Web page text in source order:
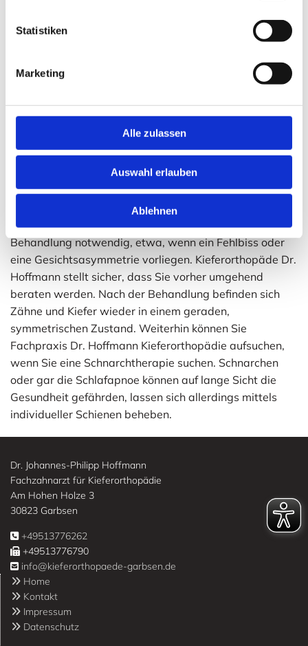
Statistiken
Marketing
Alle zulassen
Auswahl erlauben
Ablehnen
Schnarchtherapien und andere
Kieferorthopädie gehört unter anderem die
Kiefergelenktherapie. Die Therapien können so
unterschiedlich sein wie die verschiedenen Symptome,
angefangen von Kopfschmerzen zu knackenden
Kiefergelenken oder einer eingeschränkten
Mundöffnung. Wir beraten Sie gerne hinsichtlich einer
möglichen Cranio-Mandibulären-Dysfunktion (CMD).
Eventuell ist eine Kieferorthopädisch-Kieferchirurgische
Behandlung notwendig, etwa, wenn ein Fehlbiss oder
eine Gesichtsasymmetrie vorliegen. Kieferorthopäde Dr.
Hoffmann stellt sicher, dass Sie vorher umgehend
beraten werden. Nach der Behandlung befinden sich
Zähne und Kiefer wieder in einem geraden,
symmetrischen Zustand. Weiterhin können Sie
Fachpraxis Dr. Hoffmann Kieferorthopädie aufsuchen,
wenn Sie eine Schnarchtherapie suchen. Schnarchen
oder gar die Schlafapnoe können auf lange Sicht die
Gesundheit gefährden, lassen sich allerdings mittels
individueller Schienen beheben.
Dr. Johannes-Philipp Hoffmann
Fachzahnarzt für Kieferorthopädie
Am Hohen Holze 3
30823 Garbsen
 +49513776262
 +49513776790
 info@kieferorthopaede-garbsen.de
 Home
 Kontakt
 Impressum
 Datenschutz